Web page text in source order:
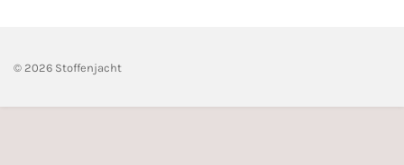
© 2026 Stoffenjacht